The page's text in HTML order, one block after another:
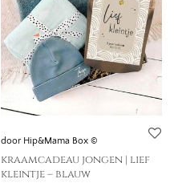
door Hip&Mama Box ©
kraamcadeau jongen | lief
kleintje – blauw